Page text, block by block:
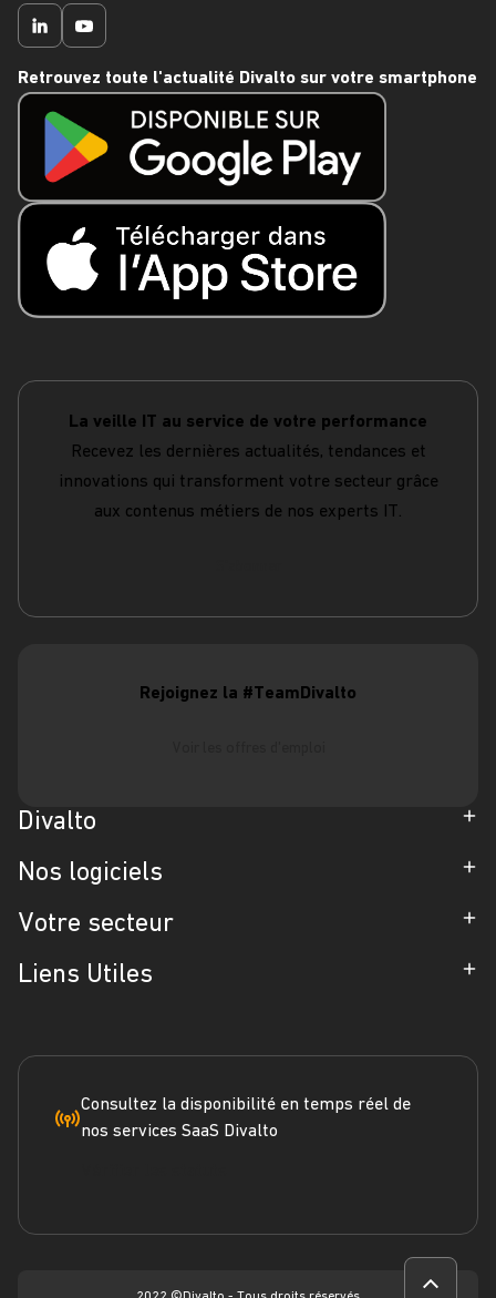
Retrouvez toute l'actualité Divalto sur votre smartphone
La veille IT au service de votre performance
Recevez les dernières actualités, tendances et
innovations qui transforment votre secteur grâce
aux contenus métiers de nos experts IT.
Rejoignez la #TeamDivalto
Divalto
Entreprise
Partenaires
Blog
Engagement RSE
Nos logiciels
ERP
CRM
Votre secteur
Industrie
Liens Utiles
Marketplace
Dossier ERP
Consultez la disponibilité en temps réel de
nos services SaaS Divalto